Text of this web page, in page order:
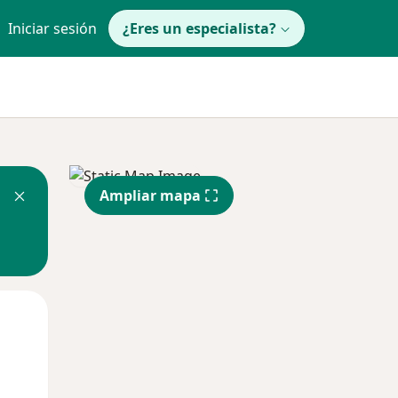
Iniciar sesión ¿Eres un especialista?
Ampliar mapa